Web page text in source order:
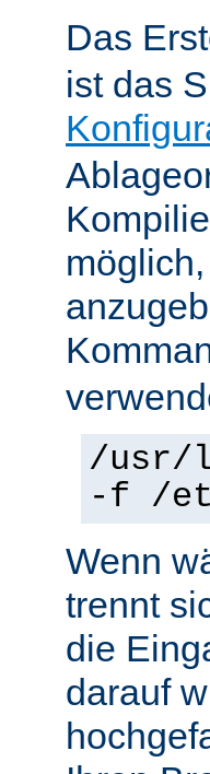
Das
ist das
/usr/
-f /
Wenn
trennt
die
darauf